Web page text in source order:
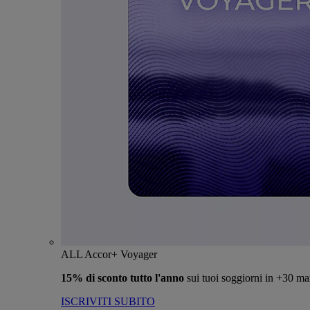
ALL Accor+ Voyager
15% di sconto tutto l'anno sui tuoi soggiorni in +30
ISCRIVITI SUBITO